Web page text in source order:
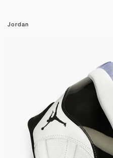
Jordan